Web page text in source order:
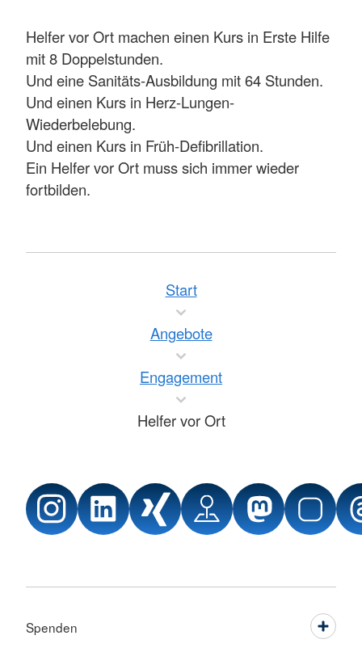
Helfer vor Ort machen einen Kurs in Erste Hilfe
mit 8 Doppelstunden.
Und eine Sanitäts-Ausbildung mit 64 Stunden.
Und einen Kurs in Herz-Lungen-
Wiederbelebung.
Und einen Kurs in Früh-Defibrillation.
Ein Helfer vor Ort muss sich immer wieder
fortbilden.
Start
Angebote
Engagement
Helfer vor Ort
Spenden